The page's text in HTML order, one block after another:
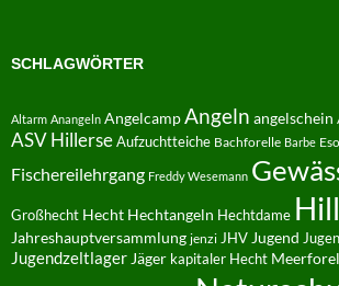
SCHLAGWÖRTER
Altarm Anangeln AngelcampAngeln angelschein
ASV HillerseAufzuchtteiche Bachforelle Barbe
Fischereilehrgang Freddy Wesemann
Großhecht Hecht Hechtangeln Hechtdame
Jahreshauptversammlung jenzi JHVJugend
JugendzeltlagerJäger kapitaler Hecht